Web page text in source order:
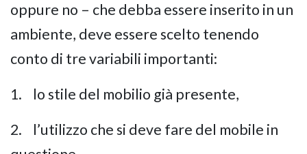
oppure no – che debba essere inserito in un
ambiente, deve essere scelto tenendo
conto di tre variabili importanti:
1. lo stile del mobilio già presente,
2. l’utilizzo che si deve fare del mobile in